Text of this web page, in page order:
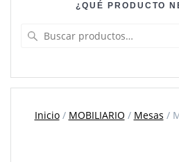
¿QUÉ PRODUCTO
Inicio/ MOBILIARIO / Mesas /